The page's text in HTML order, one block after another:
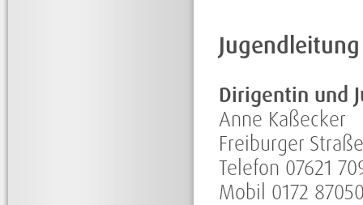
Jugendleitung
Dirigentin und
Anne Kaßecker
Freiburger
Telefon 07621
Mobil 0172